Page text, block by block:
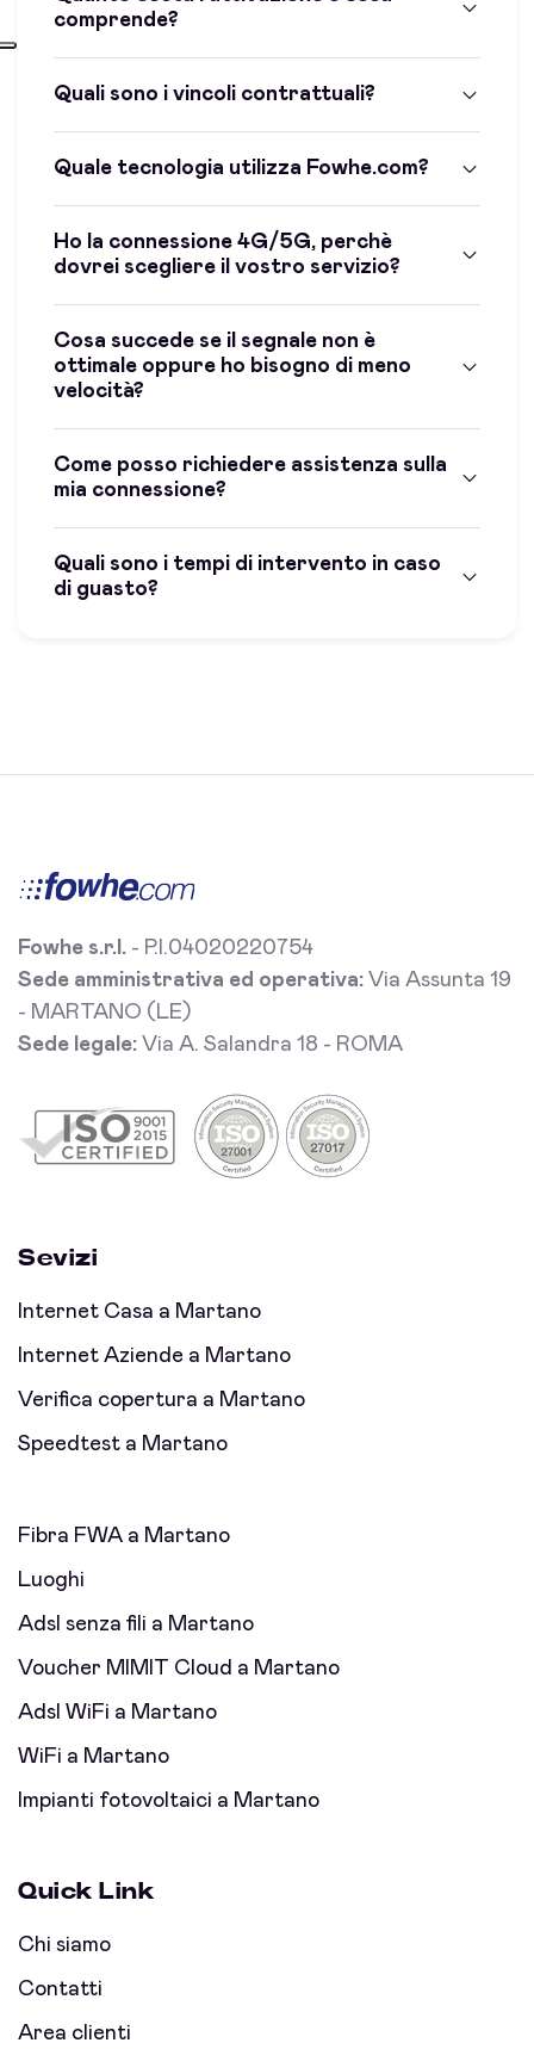
comprende?
Quali sono i vincoli contrattuali?
Quale tecnologia utilizza Fowhe.com?
Ho la connessione 4G/5G, perchè
dovrei scegliere il vostro servizio?
Cosa succede se il segnale non è
ottimale oppure ho bisogno di meno
velocità?
Come posso richiedere assistenza sulla
mia connessione?
Quali sono i tempi di intervento in caso
di guasto?
Fowhe s.r.l. - P.I.04020220754
Sede amministrativa ed operativa: Via Assunta 19
- MARTANO (LE)
Sede legale: Via A. Salandra 18 - ROMA
Sevizi
Internet Casa a Martano
Internet Aziende a Martano
Verifica copertura a Martano
Speedtest a Martano
Fibra FWA a Martano
Luoghi
Adsl senza fili a Martano
Voucher MIMIT Cloud a Martano
Adsl WiFi a Martano
WiFi a Martano
Impianti fotovoltaici a Martano
Quick Link
Chi siamo
Contatti
Area clienti